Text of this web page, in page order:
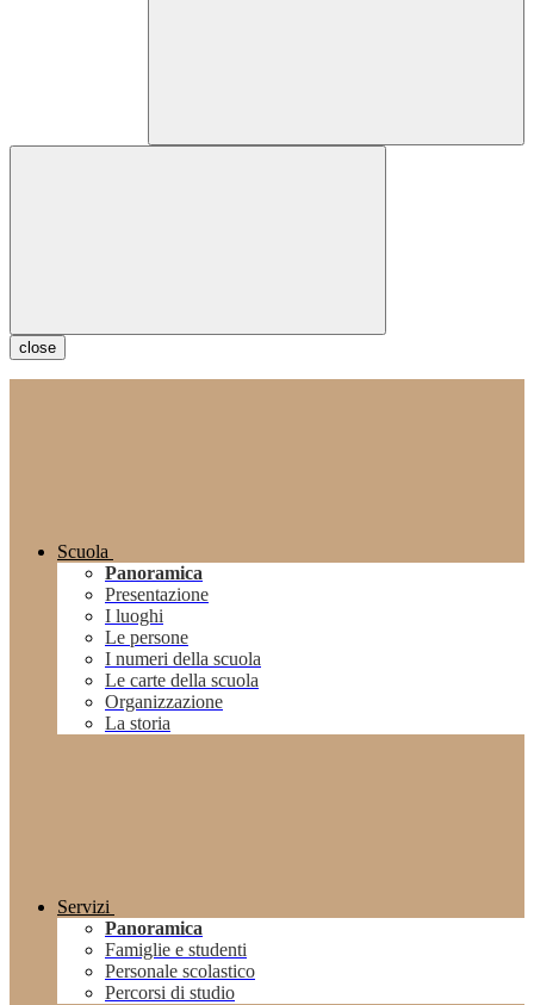
close
Scuola
Panoramica
Presentazione
I luoghi
Le persone
I numeri della scuola
Le carte della scuola
Organizzazione
La storia
Servizi
Panoramica
Famiglie e studenti
Personale scolastico
Percorsi di studio